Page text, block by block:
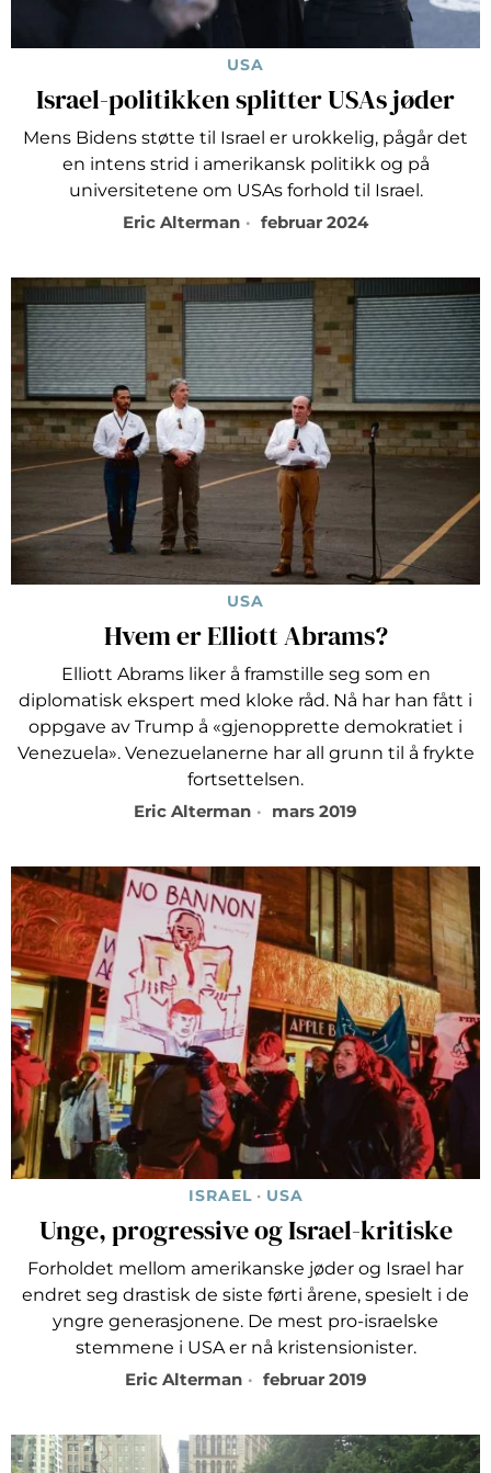
USA
Israel-politikken splitter USAs jøder
Mens Bidens støtte til Israel er urokkelig, pågår det
en intens strid i amerikansk politikk og på
universitetene om USAs forhold til Israel.
Eric Alterman
februar 2024
USA
Hvem er Elliott Abrams?
Elliott Abrams liker å framstille seg som en
diplomatisk ekspert med kloke råd. Nå har han fått i
oppgave av Trump å «gjenopprette demokratiet i
Venezuela». Venezuelanerne har all grunn til å frykte
fortsettelsen.
Eric Alterman
mars 2019
ISRAEL · USA
Unge, progressive og Israel-kritiske
Forholdet mellom amerikanske jøder og Israel har
endret seg drastisk de siste førti årene, spesielt i de
yngre generasjonene. De mest pro-israelske
stemmene i USA er nå kristensionister.
Eric Alterman
februar 2019